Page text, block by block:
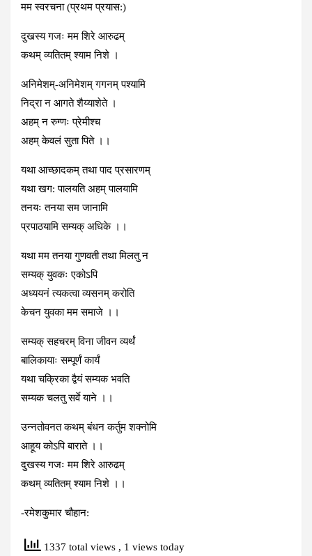
मम स्वरचना (प्रथम प्रयास:)
दुखस्य गजः मम शिरे आरुढम्
कथम् व्यतितम् श्याम निशे ।
अनिमेशम्-अनिमेशम् गगनम् पश्यामि
निद्रा न आगते शैय्याशेते ।
अहम् न रुग्णः प्रेमीश्च
अहम् केवलं सुता पिते ।।
यथा आच्छादकम् तथा पाद प्रसारणम्
यथा खग: पालयति अहम् पालयामि
तनयः तनया सम जानामि
प्रपाठयामि सम्यक् अधिके ।।
यथा मम तनया गुणवती तथा मिलतु न
सम्यक् युवकः एकोऽपि
अध्ययनं त्यकत्वा व्यसनम् करोति
केचन युवका मम समाजे ।।
सम्यक् सहचरम् विना जीवन व्यर्थं
बालिकायाः सम्पूर्णं कार्यं
यथा चक्रिका द्वैयं सम्यक भवति
सम्यक चलतु सर्वे याने ।।
उन्नतोवनत कथम् बंधन कर्तुम शक्‍नोमि
आहूय कोऽपि बाराते ।।
दुखस्य गजः मम शिरे आरुढम्
कथम् व्यतितम् श्याम निशे ।।
-रमेशकुमार चौहान:
1337 total views , 1 views today